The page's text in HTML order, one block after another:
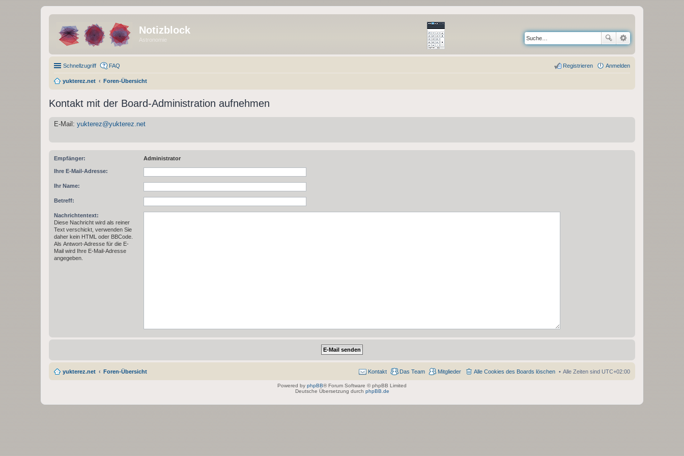
Notizblock
Astronomie
Schnellzugriff FAQ Anmelden
Registrieren
yukterez.net Foren-Übersicht
Kontakt mit der Board-Administration aufnehmen
E-Mail: yukterez@yukterez.net
Empfänger: Administrator
Ihre E-Mail-Adresse:
Ihr Name:
Betreff:
Nachrichtentext:
Diese Nachricht wird als reiner
Text verschickt, verwenden Sie
daher kein HTML oder BBCode.
Als Antwort-Adresse für die E-
Mail wird Ihre E-Mail-Adresse
angegeben.
yukterez.net Foren-Übersicht Alle Zeiten sind UTC+02:00
Alle Cookies des Boards löschen
Mitglieder
Das Team
Kontakt
Powered by phpBB® Forum Software © phpBB Limited
Deutsche Übersetzung durch phpBB.de